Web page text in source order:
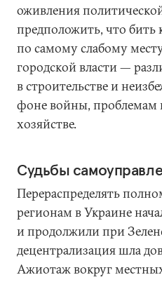
оживления
предположить, что
по самому слабому
городской власти —
в строительстве и
фоне войны, проблемам
хозяйстве.
Судьбы
Перераспределять
регионам в Украине
и продолжили при
децентрализация шла
Ажиотаж вокруг